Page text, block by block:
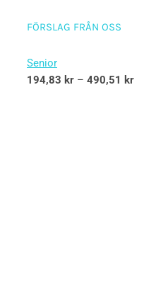
FÖRSLAG FRÅN OSS
Senior
194,83 kr – 490,51 kr